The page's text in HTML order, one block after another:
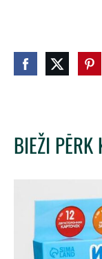
BIEŽI PĒRK